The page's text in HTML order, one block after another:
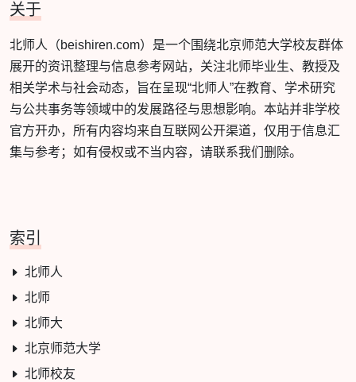
关于
北师人（beishiren.com）是一个围绕北京师范大学校友群体
展开的资讯整理与信息参考网站，关注北师毕业生、教授及
相关学术与社会动态，旨在呈现“北师人”在教育、学术研究
与公共事务等领域中的发展路径与思想影响。本站并非学校
官方开办，所有内容均来自互联网公开渠道，仅用于信息汇
集与参考；如有侵权或不当内容，请联系我们删除。
索引
北师人
北师
北师大
北京师范大学
北师校友